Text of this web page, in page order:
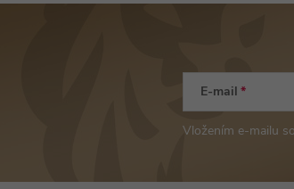
E-mail
Vložením e-mailu